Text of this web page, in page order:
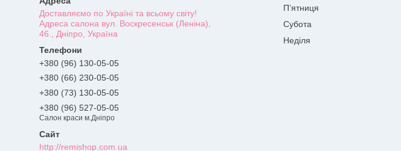
Доставляємо по Україні та всьому світу!
Адреса салона вул. Воскресенськ (Леніна),
46., Дніпро, Україна
+380 (96) 130-05-05
+380 (66) 230-05-05
+380 (73) 130-05-05
+380 (96) 527-05-05
Салон краси м.Дніпро
http://remishop.com.ua
Пʼятниця
Субота
Неділя